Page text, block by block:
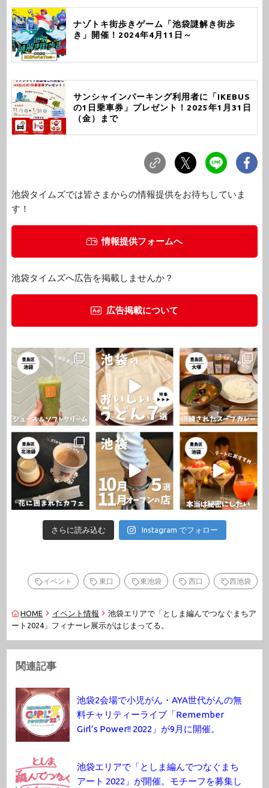
ナゾトキ街歩きゲーム「池袋謎解き街歩
き」開催！2024年4月11日～
サンシャインパーキング利用者に「IKEBUS
の1日乗車券」プレゼント！2025年1月31日
（金）まで
池袋タイムズでは皆さまからの情報提供をお待ちしていま
す！
情報提供フォームへ
池袋タイムズへ広告を掲載しませんか？
広告掲載について
さらに読み込む Instagram でフォロー
イベント 東口 東池袋 西口 西池袋
HOME イベント情報
池袋エリアで「としま編んでつなぐまちア
ート2024」フィナーレ展示がはじまってる。
関連記事
池袋2会場で小児がん・AYA世代がんの無
料チャリティーライブ「Remember
Girl’s Power!! 2022」が9月に開催。
池袋エリアで「としま編んでつなぐまち
アート 2022」が開催。モチーフを募集し